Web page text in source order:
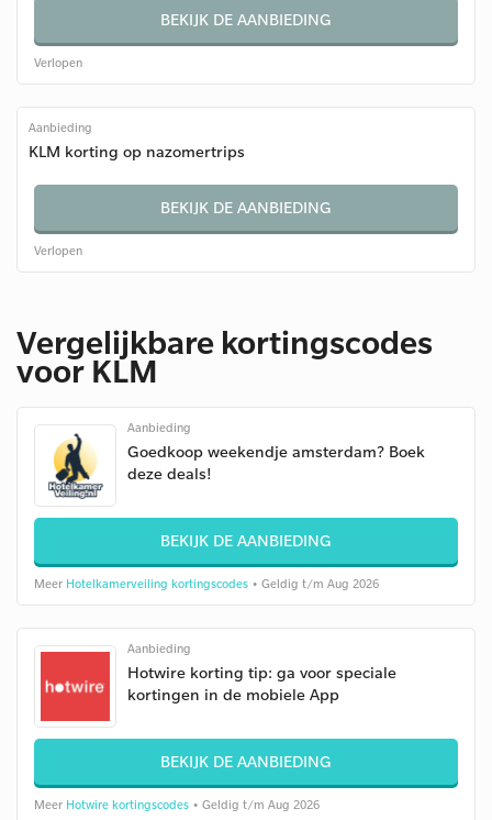
BEKIJK DE AANBIEDING
Verlopen
Aanbieding
KLM korting op nazomertrips
BEKIJK DE AANBIEDING
Verlopen
Vergelijkbare kortingscodes
voor KLM
Aanbieding
Goedkoop weekendje amsterdam? Boek
deze deals!
BEKIJK DE AANBIEDING
Meer Hotelkamerveiling kortingscodes • Geldig t/m Aug 2026
Aanbieding
Hotwire korting tip: ga voor speciale
kortingen in de mobiele App
BEKIJK DE AANBIEDING
Meer Hotwire kortingscodes • Geldig t/m Aug 2026